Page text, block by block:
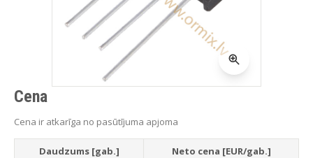
Cena
Cena ir atkarīga no pasūtījuma apjoma
Daudzums [gab.] Neto cena [EUR/gab.]